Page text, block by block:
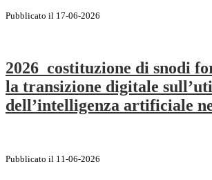
Pubblicato il 17-06-2026
2026_costituzione di snodi
la transizione digitale
dell’intelligenza artificiale
Pubblicato il 11-06-2026